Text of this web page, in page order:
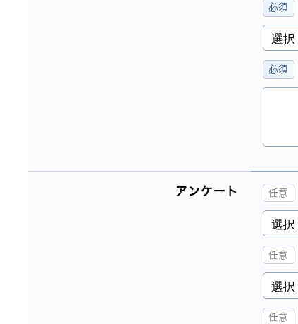
アンケート